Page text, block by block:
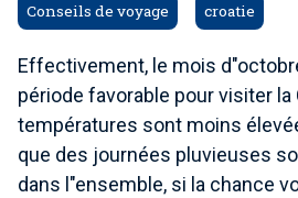
Conseils de voyage croatie
Effectivement, le mois
période favorable pour visiter la
températures sont moins
que des journées pluvieuses
dans l"ensemble, si la chance